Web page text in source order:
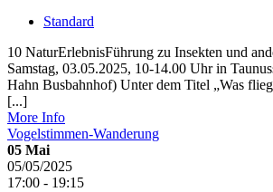
Standard
10 NaturErlebnisFührung zu Insekten und
Samstag, 03.05.2025, 10-14.00 Uhr in
Hahn Busbahnhof) Unter dem Titel „Was
[...]
More Info
Vogelstimmen-Wanderung
05 Mai
05/05/2025
17:00 - 19:15